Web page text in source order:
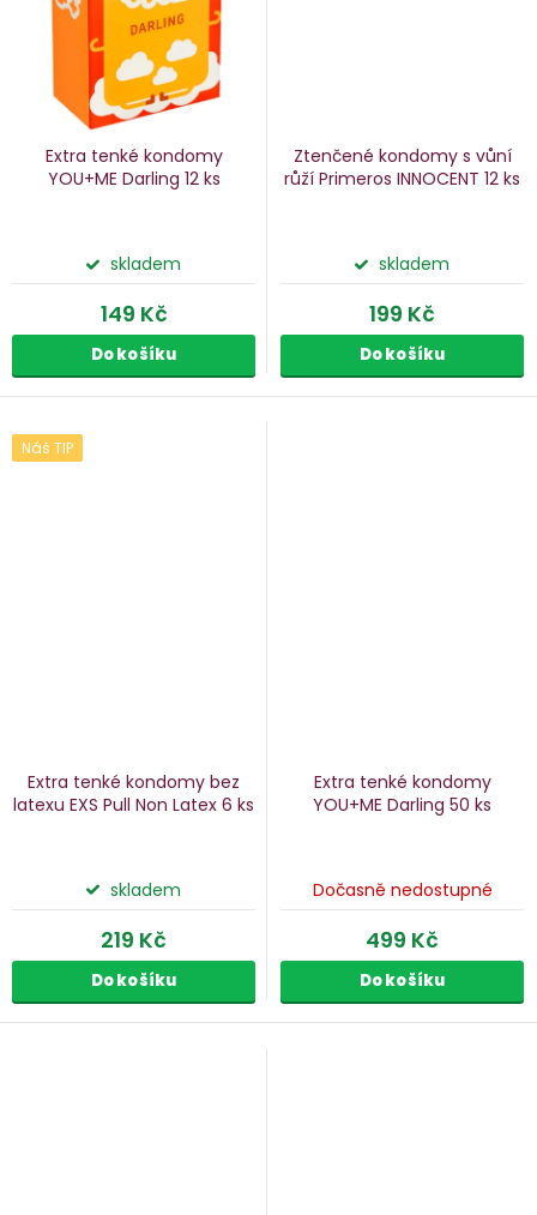
Extra tenké kondomy
YOU+ME Darling 12 ks
skladem
149 Kč
Do košíku
Ztenčené kondomy s vůní
růží Primeros INNOCENT 12 ks
skladem
199 Kč
Do košíku
Náš TIP
Extra tenké kondomy bez
latexu EXS Pull Non Latex 6 ks
skladem
219 Kč
Do košíku
Extra tenké kondomy
YOU+ME Darling 50 ks
Dočasně nedostupné
499 Kč
Do košíku